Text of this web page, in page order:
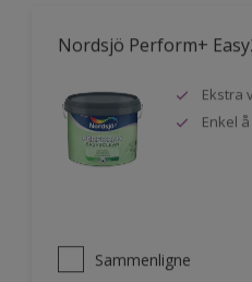
Nordsjö Perform+
Ekstra
Enkel
Sammenligne